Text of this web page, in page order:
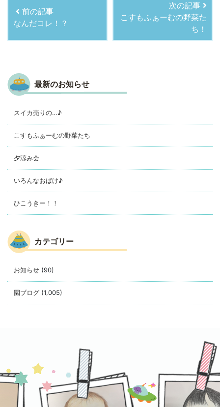
前の記事
なんだコレ！？
次の記事
こすもふぁーむの野菜た
ち！
最新のお知らせ
スイカ売りの…♪
こすもふぁーむの野菜たち
夕涼み会
いろんなおばけ♪
ひこうきー！！
カテゴリー
お知らせ (90)
園ブログ (1,005)